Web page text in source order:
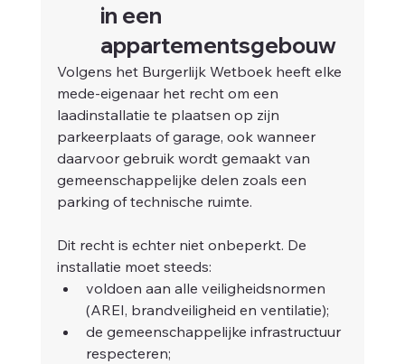
in een
appartementsgebouw
Volgens het Burgerlijk Wetboek heeft elke
mede-eigenaar het recht om een
laadinstallatie te plaatsen op zijn
parkeerplaats of garage, ook wanneer
daarvoor gebruik wordt gemaakt van
gemeenschappelijke delen zoals een
parking of technische ruimte.
Dit recht is echter niet onbeperkt. De
installatie moet steeds:
voldoen aan alle veiligheidsnormen
(AREI, brandveiligheid en ventilatie);
de gemeenschappelijke infrastructuur
respecteren;